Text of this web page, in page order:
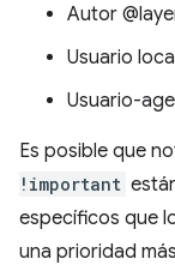
Autor
Usuario
Usuario-
Es posible que
!important
específicos que
una prioridad